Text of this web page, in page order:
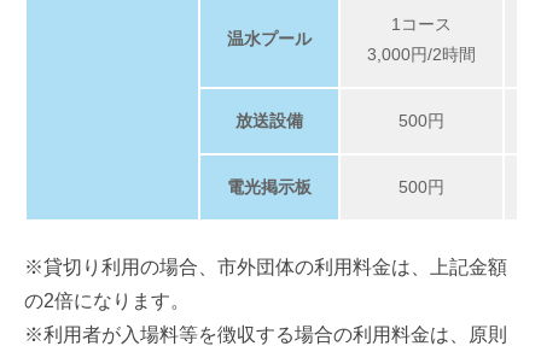
温水プール
1コース
3,000円/2時間
放送設備 500円
電光掲示板 500円
※貸切り利用の場合、市外団体の利用料金は、上記金額
の2倍になります。
※利用者が入場料等を徴収する場合の利用料金は、原則